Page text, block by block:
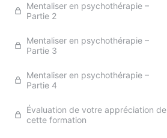
Mentaliser en psychothérapie –
Partie 2
Mentaliser en psychothérapie –
Partie 3
Mentaliser en psychothérapie –
Partie 4
Évaluation de votre appréciation de
cette formation